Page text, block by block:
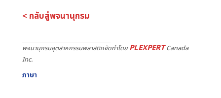
< กลับสู่พจนานุกรม
พจนานุกรมอุตสาหกรรมพลาสติกจัดทำโดยPLEXPERTCanada
Inc.
ภาษา